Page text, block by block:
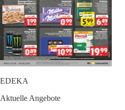
EDEKA
Aktuelle Angebote